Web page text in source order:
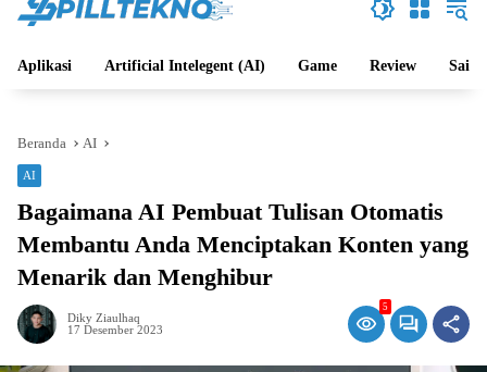
Aplikasi Artificial Intelegent (AI) Game Review Sains
Beranda AI
AI
Bagaimana AI Pembuat Tulisan Otomatis
Membantu Anda Menciptakan Konten yang
Menarik dan Menghibur
Diky Ziaulhaq
17 Desember 2023
5